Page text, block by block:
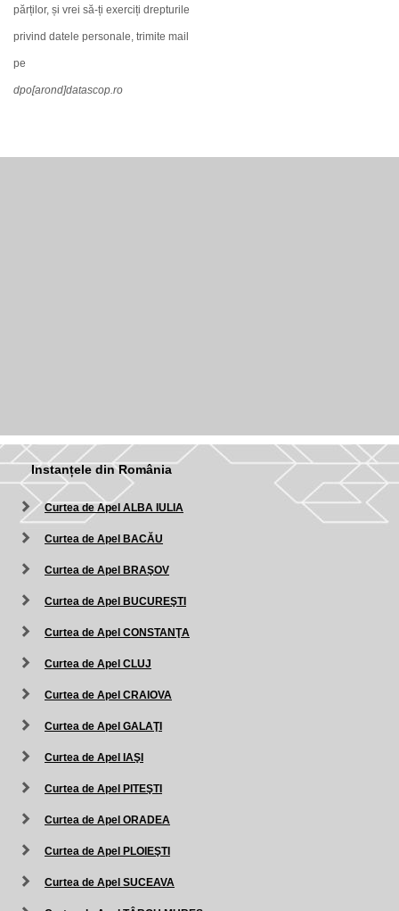
părților, și vrei să-ți exerciți drepturile
privind datele personale, trimite mail
pe
dpo[arond]datascop.ro
Instanțele din România
Curtea de Apel ALBA IULIA
Curtea de Apel BACĂU
Curtea de Apel BRAŞOV
Curtea de Apel BUCUREŞTI
Curtea de Apel CONSTANŢA
Curtea de Apel CLUJ
Curtea de Apel CRAIOVA
Curtea de Apel GALAŢI
Curtea de Apel IAŞI
Curtea de Apel PITEŞTI
Curtea de Apel ORADEA
Curtea de Apel PLOIEŞTI
Curtea de Apel SUCEAVA